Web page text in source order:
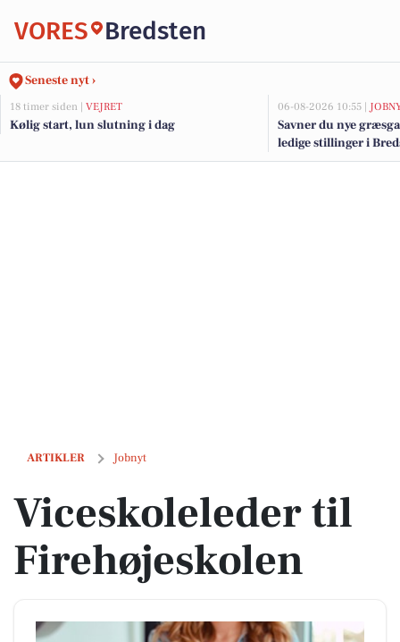
VORES Bredsten
Seneste nyt ›
18 timer siden | VEJRET
Kølig start, lun slutning i dag
06-08-2026 10:55 |
Savner du nye
ledige stillinger i
ARTIKLER Jobnyt
Viceskoleleder til Firehøjeskolen
Viceskoleleder til
Firehøjeskolen